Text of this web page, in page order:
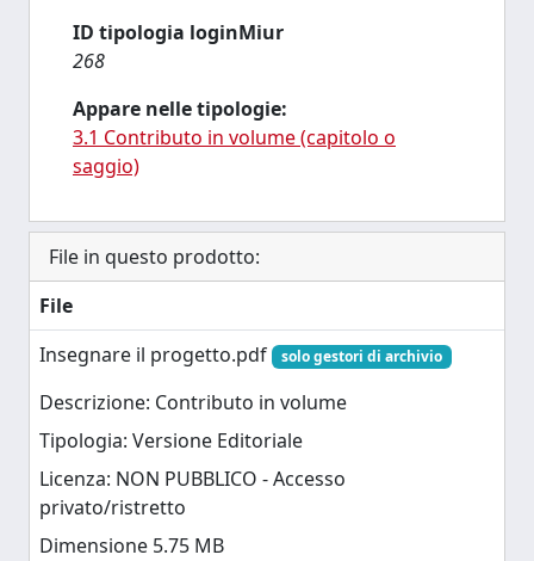
ID tipologia loginMiur
268
Appare nelle tipologie:
3.1 Contributo in volume (capitolo o
saggio)
File in questo prodotto:
File
Insegnare il progetto.pdf
solo gestori di archivio
Descrizione: Contributo in volume
Tipologia: Versione Editoriale
Licenza: NON PUBBLICO - Accesso
privato/ristretto
Dimensione 5.75 MB